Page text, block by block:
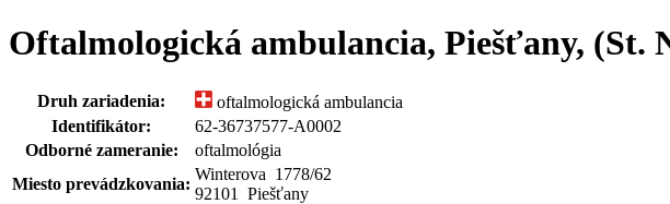
Oftalmologická ambulancia, Piešťany, (St.
Druh zariadenia:
oftalmologická ambulancia
Identifikátor:
62-36737577-A0002
Odborné zameranie:
oftalmológia
Miesto prevádzkovania:
Winterova 1778/62
92101 Piešťany